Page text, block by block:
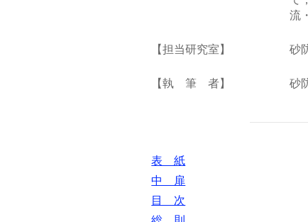
流
【担当研究室】 砂
【執 筆 者】 砂
表 紙
中 扉
目 次